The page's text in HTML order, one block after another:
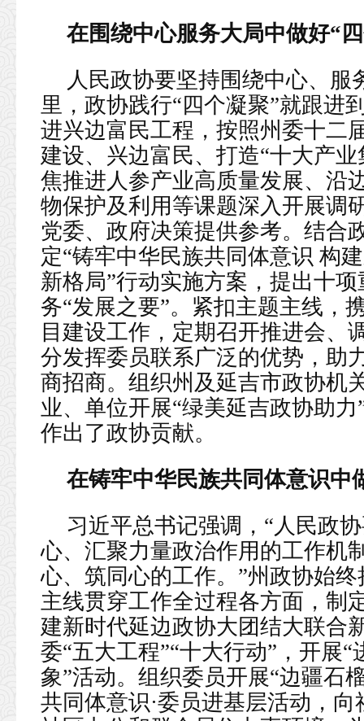
在围绕中心服务大局中做好“
人民政协要坚持围绕中心、
里，政协践行“四个凝聚”就跟进
进兴边富民工程，按照州委十二
建设、兴边富民、打造“十大产
焦推进人参产业高质量发展、沿
物保护及利用等课题深入开展调
党委、政府决策提供参考。结合
定“铸牢中华民族共同体意识 构
新格局”行动实施方案，提出十
务“发展之要”。紧扣主题主线，
目建设工作，定期召开推进会、
分发挥委员联系广泛的优势，助
商招商。组织州及延吉市政协机
业、单位开展“绿美延吉政协助
作出了政协贡献。
在铸牢中华民族共同体意识中
习近平总书记强调，“人民政
心、汇聚力量政治作用的工作机
心、筑同心的工作。”州政协始
主线贯穿工作全过程各方面，制
建新时代延边政协大团结大联合
委“五大工程”“十大行动”，开展
象”活动。组织委员开展“边疆石
共同体意识·委员进基层活动，